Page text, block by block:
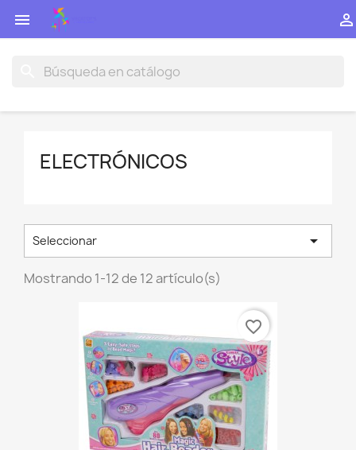
 
ELECTRÓNICOS
Seleccionar 
Mostrando 1-12 de 12 artículo(s)
favorite_border